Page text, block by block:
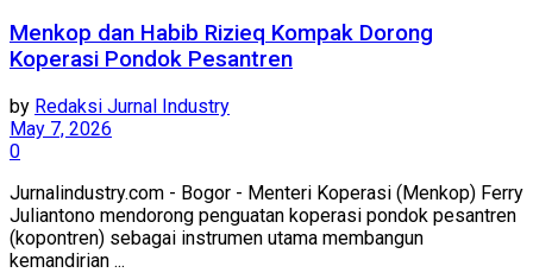
Menkop dan Habib Rizieq Kompak Dorong
Koperasi Pondok Pesantren
by Redaksi Jurnal Industry
May 7, 2026
0
Jurnalindustry.com - Bogor - Menteri Koperasi (Menkop) Ferry
Juliantono mendorong penguatan koperasi pondok pesantren
(kopontren) sebagai instrumen utama membangun
kemandirian ...